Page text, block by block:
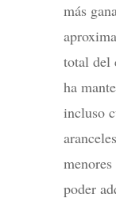
más
total del
ha
incluso
poder